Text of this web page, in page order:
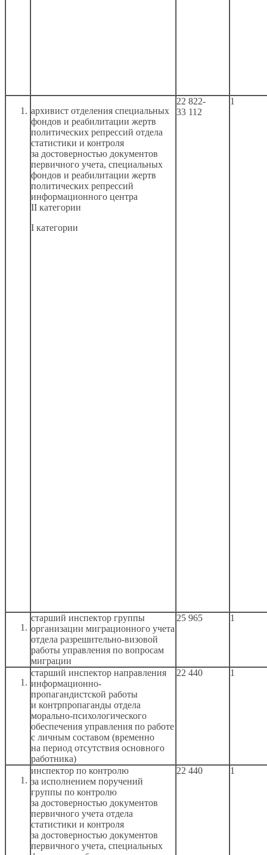
архивист отделения специальных
фондов и реабилитации жертв
политических репрессий отдела
статистики и контроля
за достоверностью документов
первичного учета, специальных
фондов и реабилитации жертв
политических репрессий
информационного центра
II категории
I категории
22 822-
33 112
1
старший инспектор группы
организации миграционного учета
отдела разрешительно-визовой
работы управления по вопросам
миграции
25 965 1
старший инспектор направления
информационно-
пропагандистской работы
и контрпропаганды отдела
морально-психологического
обеспечения управления по работе
с личным составом (временно
на период отсутствия основного
работника)
22 440 1
инспектор по контролю
за исполнением поручений
группы по контролю
за достоверностью документов
первичного учета отдела
статистики и контроля
за достоверностью документов
первичного учета, специальных
22 440 1